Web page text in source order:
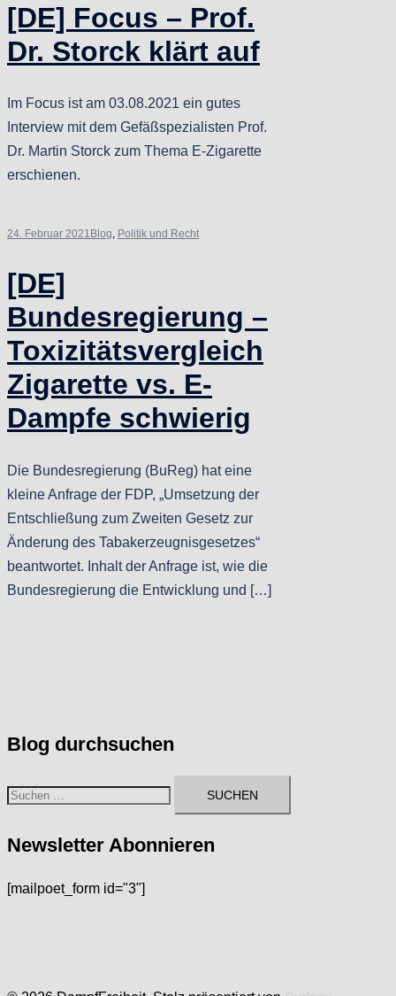
[DE] Focus – Prof.
Dr. Storck klärt auf
Im Focus ist am 03.08.2021 ein gutes
Interview mit dem Gefäßspezialisten Prof.
Dr. Martin Storck zum Thema E-Zigarette
erschienen.
24. Februar 2021 Blog, Politik und Recht
[DE]
Bundesregierung –
Toxizitätsvergleich
Zigarette vs. E-
Dampfe schwierig
Die Bundesregierung (BuReg) hat eine
kleine Anfrage der FDP, „Umsetzung der
Entschließung zum Zweiten Gesetz zur
Änderung des Tabakerzeugnisgesetzes“
beantwortet. Inhalt der Anfrage ist, wie die
Bundesregierung die Entwicklung und […]
Blog durchsuchen
Suchen
Newsletter Abonnieren
[mailpoet_form id="3"]